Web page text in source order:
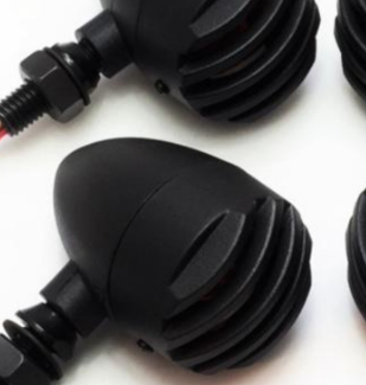
バイク ウインカー バードゲージ ウインカー マッドブラック 艶消しブラック 4個セット